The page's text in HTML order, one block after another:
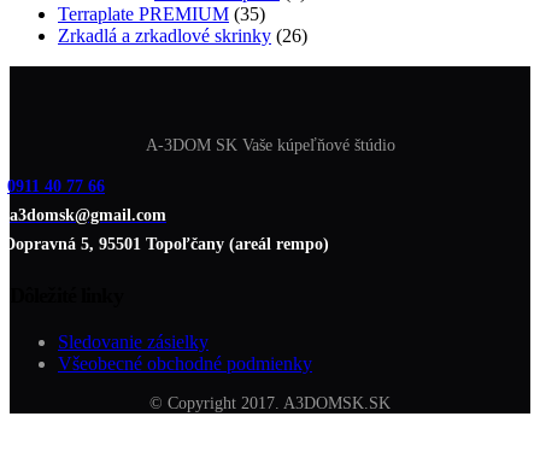
Terraplate PREMIUM (35)
Zrkadlá a zrkadlové skrinky (26)
A-3DOM SK Vaše kúpeľňové štúdio
0911 40 77 66
a3domsk@gmail.com
Dopravná 5, 95501 Topoľčany (areál rempo)
Sledovanie zásielky
Všeobecné obchodné podmienky
© Copyright 2017. A3DOMSK.SK